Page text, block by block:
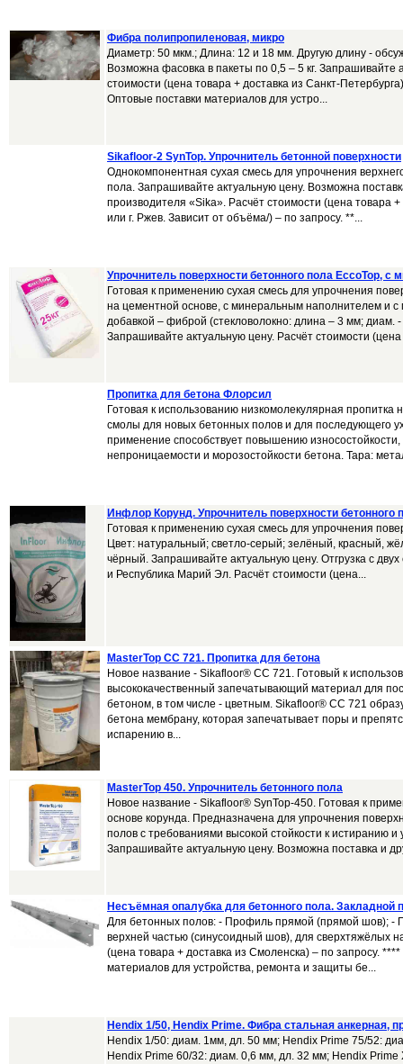
Фибра полипропиленовая, микро
Диаметр: 50 мкм.; Длина: 12 и 18 мм. Другую длину -
Возможна фасовка в пакеты по 0,5 – 5 кг. Запрашивайте
стоимости (цена товара + доставка из Санкт-
Оптовые поставки материалов для устро...
Sikafloor-2 SynTop. Упрочнитель бетонной поверхности
Однокомпонентная сухая смесь для упрочнения
пола. Запрашивайте актуальную цену. Возможна
производителя «Sika». Расчёт стоимости (цена товара
или г. Ржев. Зависит от объёма/) – по запросу. **...
Упрочнитель поверхности бетонного пола EccoTop, с
Готовая к применению сухая смесь для упрочнения
на цементной основе, с минеральным наполнителем и
добавкой – фиброй (стекловолокно: длина – 3 мм; диам.
Запрашивайте актуальную цену. Расчёт стоимости (цена
Пропитка для бетона Флорсил
Готовая к использованию низкомолекулярная пропитка
смолы для новых бетонных полов и для последующего
применение способствует повышению износостойкости,
непроницаемости и морозостойкости бетона. Тара:
Инфлор Корунд. Упрочнитель поверхности бетонного
Готовая к применению сухая смесь для упрочнения
Цвет: натуральный; светло-серый; зелёный, красный,
чёрный. Запрашивайте актуальную цену. Отгрузка с двух
и Республика Марий Эл. Расчёт стоимости (цена...
MasterTop CС 721. Пропитка для бетона
Новое название - Sikafloor® CC 721. Готовый к
высококачественный запечатывающий материал для
бетоном, в том числе - цветным. Sikafloor® CC 721
бетона мембрану, которая запечатывает поры и
испарению в...
MasterTop 450. Упрочнитель бетонного пола
Новое название - Sikafloor® SynTop-450. Готовая к
основе корунда. Предназначена для упрочнения
полов с требованиями высокой стойкости к истиранию
Запрашивайте актуальную цену. Возможна поставка и
Несъёмная опалубка для бетонного пола. Закладной
Для бетонных полов: - Профиль прямой (прямой шов); -
верхней частью (синусоидный шов), для сверхтяжёлых
(цена товара + доставка из Смоленска) – по запросу.
материалов для устройства, ремонта и защиты бе...
Hendix 1/50, Hendix Prime. Фибра стальная анкерная,
Hendix 1/50: диам. 1мм, дл. 50 мм; Hendix Prime 75/52:
Hendix Prime 60/32: диам. 0,6 мм, дл. 32 мм; Hendix Prime